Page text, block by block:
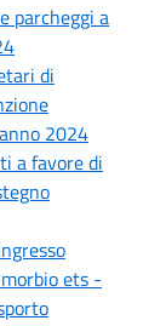
parcheggi a
di
2024
a favore di
ets -